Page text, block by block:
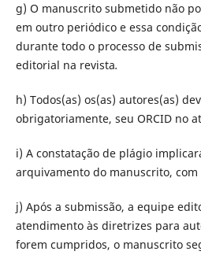
g) O manuscrito submetido não
em outro periódico e essa
durante todo o processo de
editorial na revista.
h) Todos(as) os(as) autores(as)
obrigatoriamente, seu ORCID no
i) A constatação de plágio
arquivamento do manuscrito,
j) Após a submissão, a equipe
atendimento às diretrizes para
forem cumpridos, o manuscrito